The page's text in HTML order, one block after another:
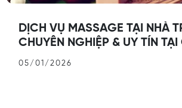
DỊCH VỤ MASSAGE TẠI NHÀ
CHUYÊN NGHIỆP & UY TÍN TẠI
MASSAGE
05/01/2026